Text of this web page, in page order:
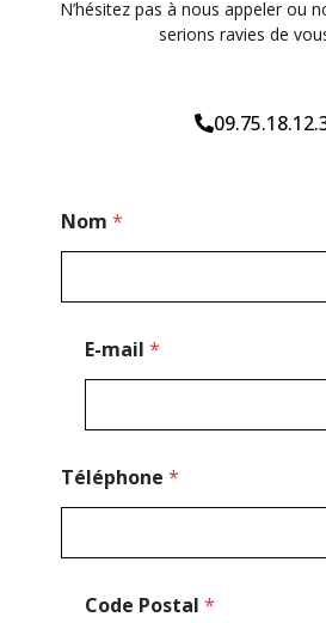
N’hésitez pas à nous appeler ou
serions ravies de
Nom *
E-mail *
Téléphone *
Code Postal *